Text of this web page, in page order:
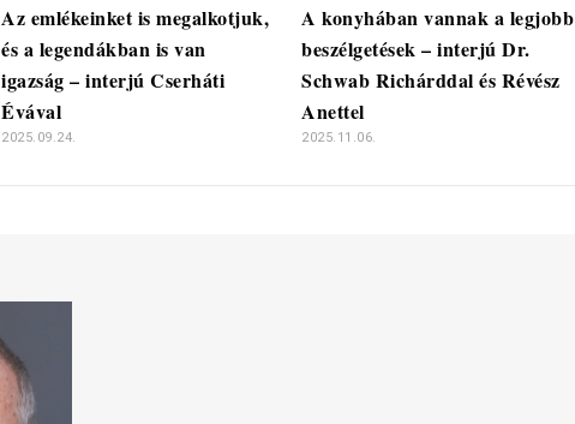
Az emlékeinket is megalkotjuk,
és a legendákban is van
igazság – interjú Cserháti
Évával
2025.09.24.
A konyhában vannak a legjobb
beszélgetések – interjú Dr.
Schwab Richárddal és Révész
Anettel
2025.11.06.